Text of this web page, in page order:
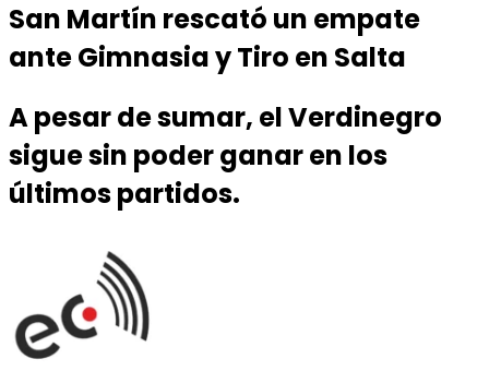
San Martín rescató un empate
ante Gimnasia y Tiro en Salta
A pesar de sumar, el Verdinegro
sigue sin poder ganar en los
últimos partidos.